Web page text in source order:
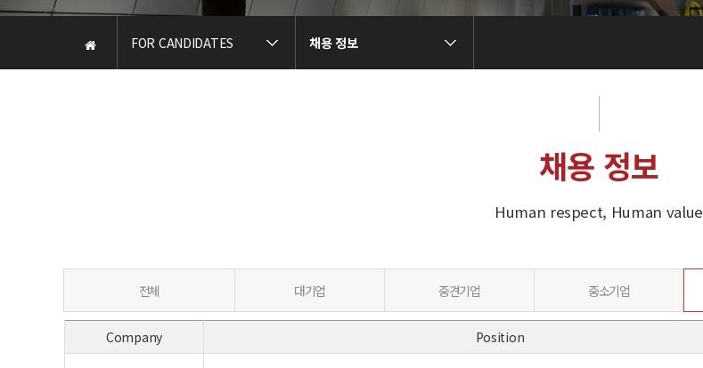
FOR CANDIDATES 채용 정보
채용 정보
Human respect, Human value
전체 대기업 중견기업 중소기업
Company Position